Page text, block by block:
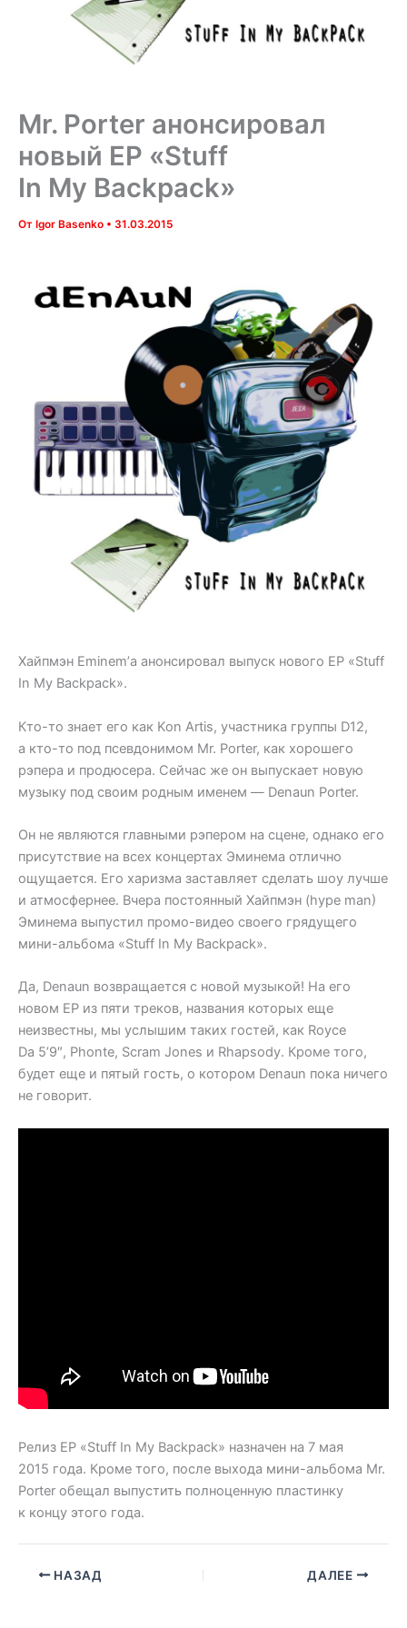
Mr. Porter анонсировал
новый EP «Stuff
In My Backpack»
От Igor Basenko • 31.03.2015
Хайпмэн Eminem’а анонсировал выпуск нового EP «Stuff
In My Backpack».
Кто-то знает его как Kon Artis, участника группы D12,
а кто-то под псевдонимом Mr. Porter, как хорошего
рэпера и продюсера. Сейчас же он выпускает новую
музыку под своим родным именем — Denaun Porter.
Он не являются главными рэпером на сцене, однако его
присутствие на всех концертах Эминема отлично
ощущается. Его харизма заставляет сделать шоу лучше
и атмосфернее. Вчера постоянный Хайпмэн (hype man)
Эминема выпустил промо-видео своего грядущего
мини-альбома «Stuff In My Backpack».
Да, Denaun возвращается с новой музыкой! На его
новом EP из пяти треков, названия которых еще
неизвестны, мы услышим таких гостей, как Royce
Da 5’9″, Phonte, Scram Jones и Rhapsody. Кроме того,
будет еще и пятый гость, о котором Denaun пока ничего
не говорит.
Релиз EP «Stuff In My Backpack» назначен на 7 мая
2015 года. Кроме того, после выхода мини-альбома Mr.
Porter обещал выпустить полноценную пластинку
к концу этого года.
НАЗАД ДАЛЕЕ